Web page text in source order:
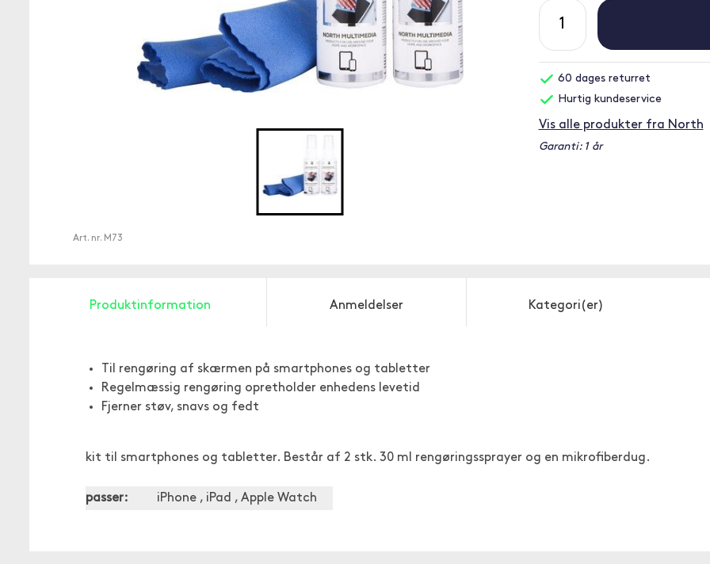
Art. nr. M73
60 dages returret
Hurtig kundeservice
Vis alle produkter fra North
Garanti: 1 år
Produktinformation Anmeldelser Kategori(er)
Til rengøring af skærmen på smartphones og tabletter
Regelmæssig rengøring opretholder enhedens levetid
Fjerner støv, snavs og fedt
kit til smartphones og tabletter. Består af 2 stk. 30 ml rengøringssprayer og en mikrofiberdug.
passer: iPhone , iPad , Apple Watch